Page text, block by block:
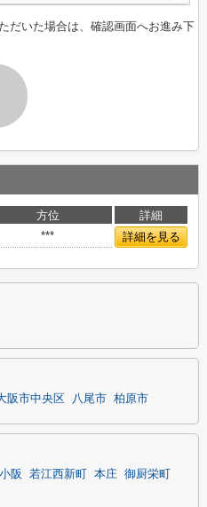
だいた場合は、確認画面へお進み下
方位
詳細
*** 詳細を見る
阪市中央区 八尾市 柏原市
阪 若江西新町 本庄 御厨栄町